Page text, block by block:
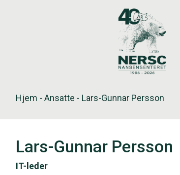
Hjem - Ansatte - Lars-Gunnar Persson
Lars-Gunnar Persson
IT-leder